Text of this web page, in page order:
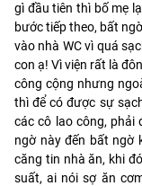
gì đầu tiên thì bố mẹ
bước tiếp theo, bất
vào nhà WC vì quá
con ạ! Vì viện rất là
công cộng nhưng
thì để có được sự
các cô lao công, phải
ngờ này đến bất ngờ
căng tin nhà ăn, khi
suất, ai nói sợ ăn